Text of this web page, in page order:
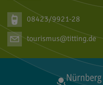
08423/9921-28
tourismus@titting.de